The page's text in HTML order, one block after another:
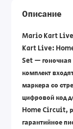
Описание
Mario Kart
Kart Live:
Set — гоночная
комплект
маркера со
цифровой код
Home Circuit,
гарантийное